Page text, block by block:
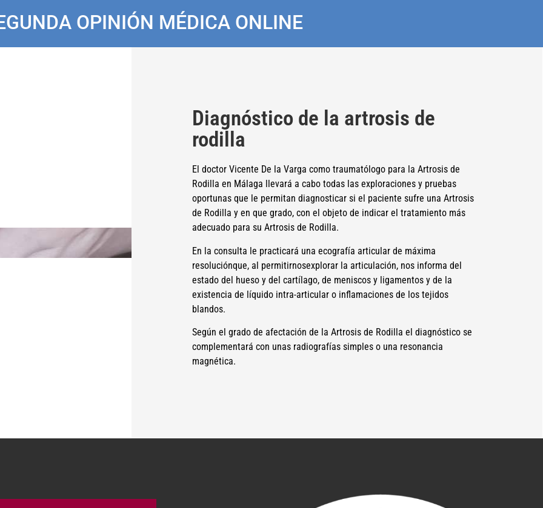
OPINIÓN MÉDICA ONLINE
Diagnóstico de la artrosis de
rodilla
El doctor Vicente De la Varga como traumatólogo para la Artrosis de
Rodilla en Málaga llevará a cabo todas las exploraciones y pruebas
oportunas que le permitan diagnosticar si el paciente sufre una Artrosis
de Rodilla y en que grado, con el objeto de indicar el tratamiento más
adecuado para su Artrosis de Rodilla.
En la consulta le practicará una ecografía articular de máxima
resoluciónque, al permitirnosexplorar la articulación, nos informa del
estado del hueso y del cartílago, de meniscos y ligamentos y de la
existencia de líquido intra-articular o inflamaciones de los tejidos
blandos.
Según el grado de afectación de la Artrosis de Rodilla el diagnóstico se
complementará con unas radiografías simples o una resonancia
magnética.